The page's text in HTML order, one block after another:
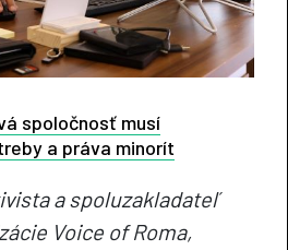
spoločnosť musí
a práva minorít
a spoluzakladateľ
Voice of Roma,